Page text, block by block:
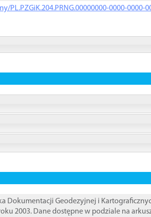
0000-0000-
Dokumentacji Geodezyjnej i
2003. Dane dostępne w podziale na